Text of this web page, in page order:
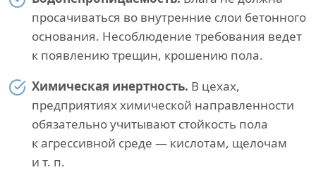
просачиваться во внутренние слои бетонного
основания. Несоблюдение требования ведет
к появлению трещин, крошению пола.
Химическая инертность. В цехах,
предприятиях химической направленности
обязательно учитывают стойкость пола
к агрессивной среде — кислотам, щелочам
и т. п.